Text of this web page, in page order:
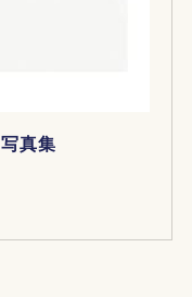
真集